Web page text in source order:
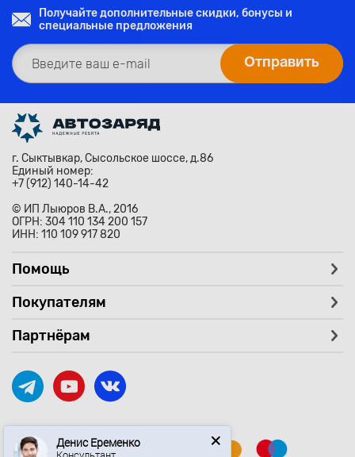
Получайте дополнительные скидки, бонусы и
специальные предложения
г. Сыктывкар, Сысольское шоссе, д.86
Единый номер:
+7 (912) 140-14-42
© ИП Лыюров В.А., 2016
ОГРН: 304 110 134 200 157
ИНН: 110 109 917 820
Помощь
Покупателям
Партнёрам
Денис Еременко
Консультант